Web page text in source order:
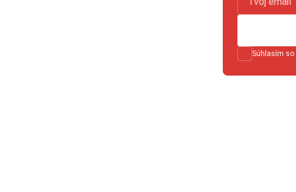
Súhlasím so